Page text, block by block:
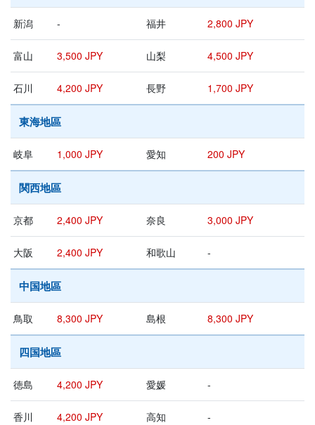
新潟 - 福井 2,800 JPY
富山 3,500 JPY 山梨 4,500 JPY
石川 4,200 JPY 長野 1,700 JPY
東海地區
岐阜 1,000 JPY 愛知 200 JPY
関西地區
京都 2,400 JPY 奈良 3,000 JPY
大阪 2,400 JPY 和歌山 -
中国地區
鳥取 8,300 JPY 島根 8,300 JPY
四国地區
徳島 4,200 JPY 愛媛 -
香川 4,200 JPY 高知 -